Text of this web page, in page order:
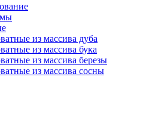
из массива дуба
из массива бука
из массива березы
из массива сосны